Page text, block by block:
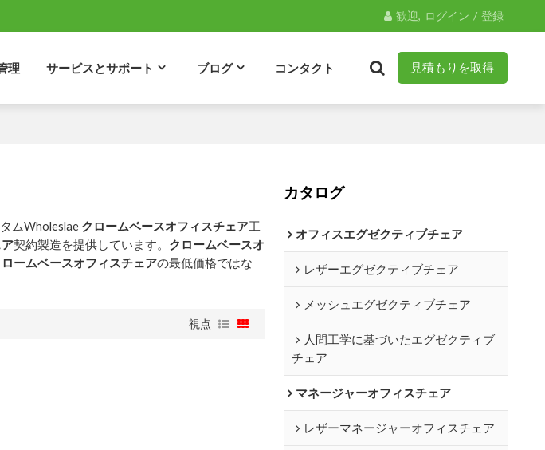
歓迎, ログイン / 登録
理 サービスとサポート ブログ コンタクト 見積もりを取得
ムWholeslae クロームベースオフィスチェア工
契約製造を提供しています。 クロームベースオ
ロームベースオフィスチェアの最低価格ではな
視点
カタログ
オフィスエグゼクティブチェア
レザーエグゼクティブチェア
メッシュエグゼクティブチェア
人間工学に基づいたエグゼクティブ
チェア
マネージャーオフィスチェア
レザーマネージャーオフィスチェア